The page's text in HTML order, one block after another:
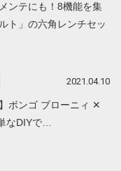
ンテにも！8機能を集
ト」の六角レンチセッ
2021.04.10
ボンゴ ブローニィ ✕
なDIYで…